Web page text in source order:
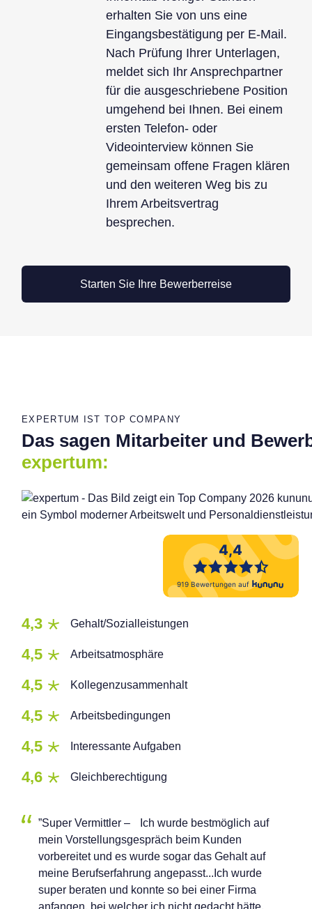
erhalten Sie von uns eine
Eingangsbestätigung per E-Mail.
Nach Prüfung Ihrer Unterlagen,
meldet sich Ihr Ansprechpartner
für die ausgeschriebene Position
umgehend bei Ihnen. Bei einem
ersten Telefon- oder
Videointerview können Sie
gemeinsam offene Fragen klären
und den weiteren Weg bis zu
Ihrem Arbeitsvertrag
besprechen.
Starten Sie Ihre Bewerberreise
EXPERTUM IST TOP COMPANY
Das sagen Mitarbeiter und
expertum:
4,3 Gehalt/Sozialleistungen
4,5 Arbeitsatmosphäre
4,5 Kollegenzusammenhalt
4,5 Arbeitsbedingungen
4,5 Interessante Aufgaben
4,6 Gleichberechtigung
”Super Vermittler – Ich wurde bestmöglich auf
mein Vorstellungsgespräch beim Kunden
vorbereitet und es wurde sogar das Gehalt auf
meine Berufserfahrung angepasst...Ich wurde
super beraten und konnte so bei einer Firma
anfangen, bei welcher ich nicht gedacht hätte,